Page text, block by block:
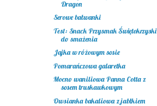
Dragon
Serowe bałwanki
Test: Snack Przysmak Świętokrzyski
do smażenia
Jajka w różowym sosie
Pomarańczowa galaretka
Mocno waniliowa Panna Cotta z
sosem truskawkowym
Owsianka bakaliowa z jabłkiem